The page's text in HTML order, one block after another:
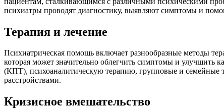
психиатры проводят диагностику, выявляют симптомы и
Терапия и лечение
Психиатрическая помощь включает разнообразные методы
которая может значительно облегчить симптомы и улучшить
(КПТ), психоаналитическую терапию, групповые и семейные
расстройствами.
Кризисное вмешательство